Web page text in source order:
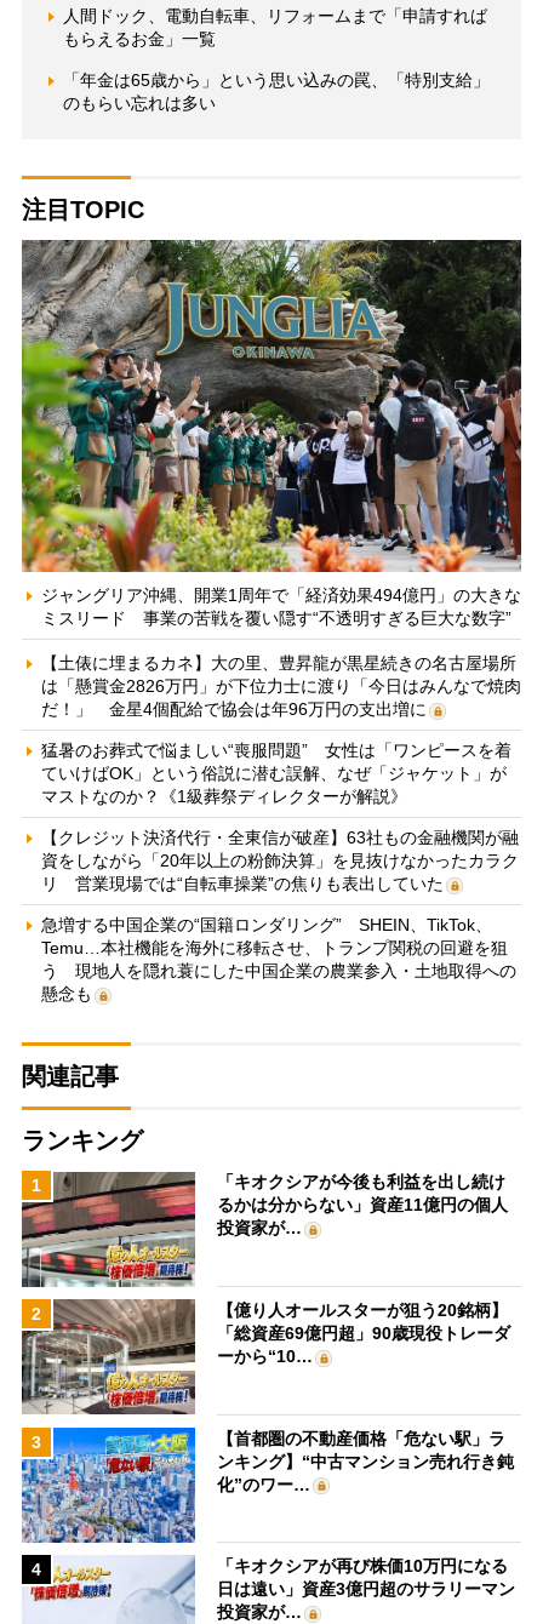
人間ドック、電動自転車、リフォームまで「申請すれば
もらえるお金」一覧
「年金は65歳から」という思い込みの罠、「特別支給」
のもらい忘れは多い
注目TOPIC
ジャングリア沖縄、開業1周年で「経済効果494億円」の大きな
ミスリード 事業の苦戦を覆い隠す“不透明すぎる巨大な数字”
【土俵に埋まるカネ】大の里、豊昇龍が黒星続きの名古屋場所
は「懸賞金2826万円」が下位力士に渡り「今日はみんなで焼肉
だ！」 金星4個配給で協会は年96万円の支出増に
猛暑のお葬式で悩ましい“喪服問題” 女性は「ワンピースを着
ていけばOK」という俗説に潜む誤解、なぜ「ジャケット」が
マストなのか？《1級葬祭ディレクターが解説》
【クレジット決済代行・全東信が破産】63社もの金融機関が融
資をしながら「20年以上の粉飾決算」を見抜けなかったカラク
リ 営業現場では“自転車操業”の焦りも表出していた
急増する中国企業の“国籍ロンダリング” SHEIN、TikTok、
Temu…本社機能を海外に移転させ、トランプ関税の回避を狙
う 現地人を隠れ蓑にした中国企業の農業参入・土地取得への
懸念も
関連記事
ランキング
1
「キオクシアが今後も利益を出し続け
るかは分からない」資産11億円の個人
投資家が…
2
【億り人オールスターが狙う20銘柄】
「総資産69億円超」90歳現役トレーダ
ーから“10…
3
【首都圏の不動産価格「危ない駅」ラ
ンキング】“中古マンション売れ行き鈍
化”のワー…
4
「キオクシアが再び株価10万円になる
日は遠い」資産3億円超のサラリーマン
投資家が…